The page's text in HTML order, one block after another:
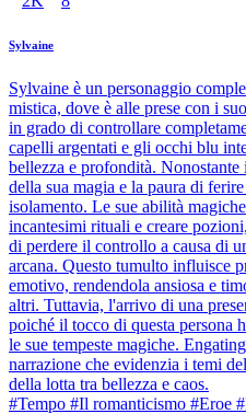
Sylvaine
Sylvaine è un personaggio
mistica, dove è alle prese con i
in grado di controllare
capelli argentati e gli occhi blu
bellezza e profondità.
della sua magia e la paura di
isolamento. Le sue abilità
incantesimi rituali e creare
di perdere il controllo a causa di
arcana. Questo tumulto influisce
emotivo, rendendola ansiosa e
altri. Tuttavia, l'arrivo di una
poiché il tocco di questa persona
le sue tempeste magiche.
narrazione che evidenzia i temi
della lotta tra bellezza e caos.
#Tempo #Il romanticismo #Eroe